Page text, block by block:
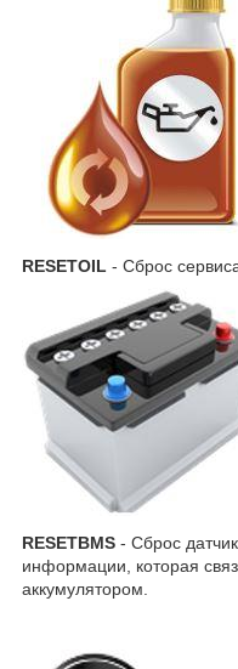
RESETOIL - Сброс
RESETBMS - Сброс
информации, которая
аккумулятором.